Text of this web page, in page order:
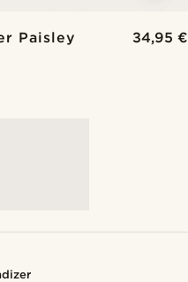
Paisley
34,95 €